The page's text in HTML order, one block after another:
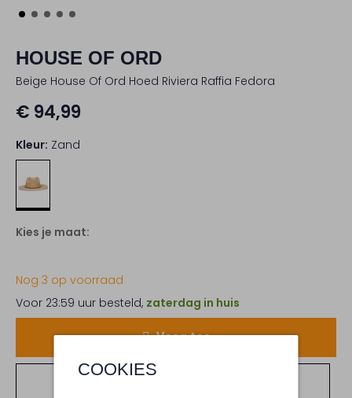
COOKIES
HOUSE OF ORD
Beige House Of Ord Hoed Riviera Raffia Fedora
€ 94,99
Kleur: Zand
Kies je maat:
Nog 3 op voorraad
Voor 23:59 uur besteld, zaterdag in huis
Voeg toe